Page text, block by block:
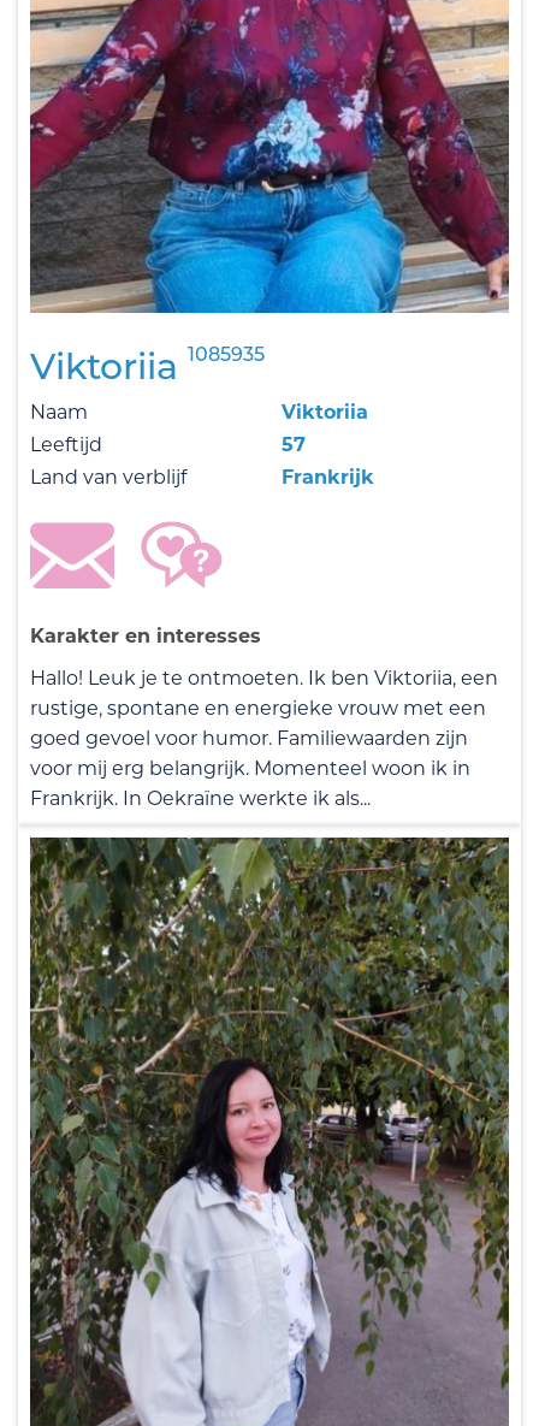
Viktoriia 1085935
Naam
Viktoriia
Leeftijd
57
Land van verblijf
Frankrijk
Karakter en interesses
Hallo! Leuk je te ontmoeten. Ik ben Viktoriia, een
rustige, spontane en energieke vrouw met een
goed gevoel voor humor. Familiewaarden zijn
voor mij erg belangrijk. Momenteel woon ik in
Frankrijk. In Oekraïne werkte ik als...